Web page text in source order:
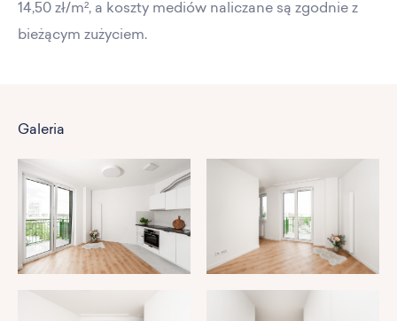
14,50 zł/m², a koszty mediów naliczane są zgodnie z
bieżącym zużyciem.
Galeria